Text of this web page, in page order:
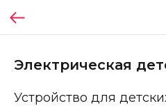
Электрическая
Устройство для